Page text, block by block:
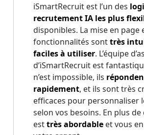
iSmartRecruit est l’un des
recrutement IA les plus
disponibles. La mise en page
fonctionnalités sonttrès
faciles à utiliser. L’équipe
d’iSmartRecruit est
n’est impossible, ils
rapidement, et ils sont très
efficaces pour personnaliser
selon vos besoins. En plus de
esttrès abordable et vous